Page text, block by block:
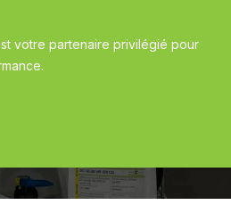
votre partenaire privilégié pour